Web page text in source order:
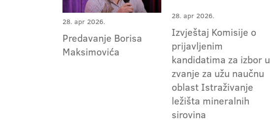
28. apr 2026.
Predavanje Borisa
Maksimovića
28. apr 2026.
Izvještaj Komisije o
prijavljenim
kandidatima za izbor u
zvanje za užu naučnu
oblast Istraživanje
ležišta mineralnih
sirovina